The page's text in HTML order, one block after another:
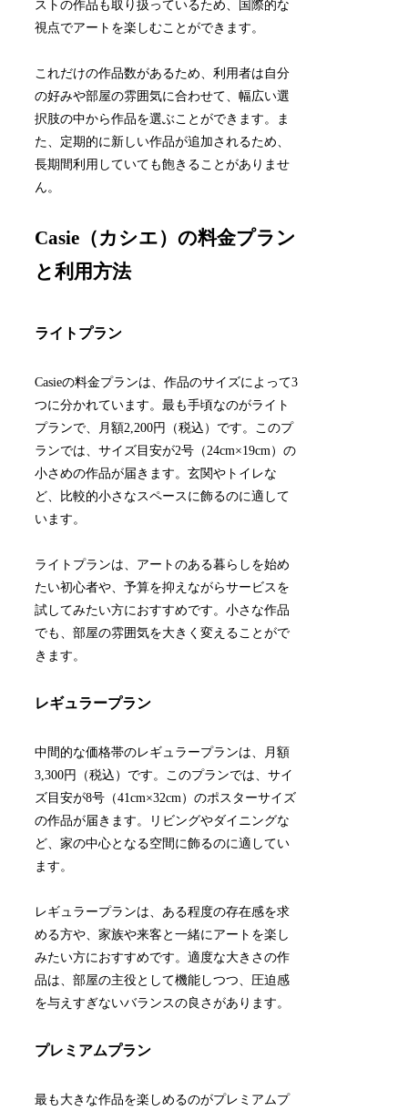
ストの作品も取り扱っているため、国際的な
視点でアートを楽しむことができます。
これだけの作品数があるため、利用者は自分
の好みや部屋の雰囲気に合わせて、幅広い選
択肢の中から作品を選ぶことができます。ま
た、定期的に新しい作品が追加されるため、
長期間利用していても飽きることがありませ
ん。
Casie（カシエ）の料金プラン
と利用方法
ライトプラン
Casieの料金プランは、作品のサイズによって3
つに分かれています。最も手頃なのがライト
プランで、月額2,200円（税込）です。このプ
ランでは、サイズ目安が2号（24cm×19cm）の
小さめの作品が届きます。玄関やトイレな
ど、比較的小さなスペースに飾るのに適して
います。
ライトプランは、アートのある暮らしを始め
たい初心者や、予算を抑えながらサービスを
試してみたい方におすすめです。小さな作品
でも、部屋の雰囲気を大きく変えることがで
きます。
レギュラープラン
中間的な価格帯のレギュラープランは、月額
3,300円（税込）です。このプランでは、サイ
ズ目安が8号（41cm×32cm）のポスターサイズ
の作品が届きます。リビングやダイニングな
ど、家の中心となる空間に飾るのに適してい
ます。
レギュラープランは、ある程度の存在感を求
める方や、家族や来客と一緒にアートを楽し
みたい方におすすめです。適度な大きさの作
品は、部屋の主役として機能しつつ、圧迫感
を与えすぎないバランスの良さがあります。
プレミアムプラン
最も大きな作品を楽しめるのがプレミアムプ